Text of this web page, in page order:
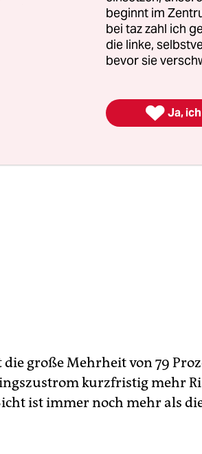
Wirtschaft. Zwar vertritt
Auffassung, die
Wirtschaft“. Aber jeder
die große Mehrheit von 79
kurzfristig mehr
ist immer noch mehr als
beginnt im
bei taz zahl ich
die linke,
bevor sie
 Ja,